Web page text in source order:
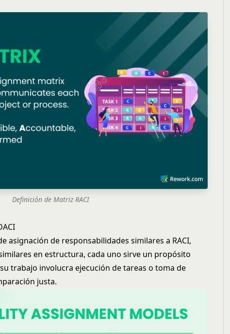
Definición de Matriz RACI
asignación de responsabilidades similares a RACI,
en estructura, cada uno sirve un propósito
trabajo involucra ejecución de tareas o toma de
justa.